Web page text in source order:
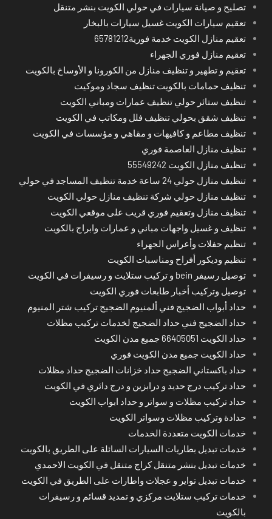
تصليح و صيانة سيارات في حولي الكويت بنشر متنقل
تعقيم سيارات الكويت غسيل سيارات بالبخار
تعقيم منازل الكويت خدمة فورية65781212
تعقيم منازل فوري الجهراء
تعقيم و تطهير و تنظيف منازل من الكورونا و الأوساخ بالكويت
تنظيف حمامات بالكويت تنظيف سجاد وموكيت
تنظيف ستائر حولي تنظيف عمارات ومباني الكويت
تنظيف شقق بحولي تنظيف فلل ومكاتب في الكويت
تنظيف مطاعم و كافيهات و مقاهي و مؤسسات في الكويت
تنظيف منازل العاصمة فوري
تنظيف منازل الكويت 55549242
تنظيف منازل حولي 24 ساعة خدمة تنظيف المساجد في حولي
تنظيف منازل حولي شركة تنظيف منازل حولي الكويت
تنظيف منازل وتعقيم فوري قريب على موقعي الكويت
تنظيف و غسيل واجهات مباني و عمارات وابراج بالكويت
تنظيم حفلات وأعراس الجهراء
تنظيم وديكور أفراح ومناسبات الكويت
توصيل رسيفر bein و تركيب ستلايت و رسيفرات في الكويت
توصيل وتركيب أخبار طابعات فوري الكويت
حداد أبواب الضجيج فني ألمنيوم الضجيج تركيب شتر المنيوم
حداد الضجيج فني حداد الضجيج لخدمات تركيب مظلات
حداد الكويت 66405051 جميع مدن الكويت
حداد الكويت جميع مدن الكويت فوري
حداد باكستاني الضجيج حداد خزانات الضجيج حداد مظلات
حداد تركيب درج حديد و درابزين و درج دائري في الكويت
حداد تركيب مظلات و سواتر و حداد ابواب الكويت
حدادة وتركيب مظلات وسواتر الكويت
خدمات الكويت متعددة الخدمات
خدمات تبديل بطاريات السيارات السائلة على الطريق بالكويت
خدمات تبديل بنشر متنقل كراج متنقل في الكويت الاحمدي
خدمات تبديل تواير و عجلات واطارات على الطريق في الكويت
خدمات تركيب ستلايت مركزي و تمديد قسائم و رسيفرات
بالكويت